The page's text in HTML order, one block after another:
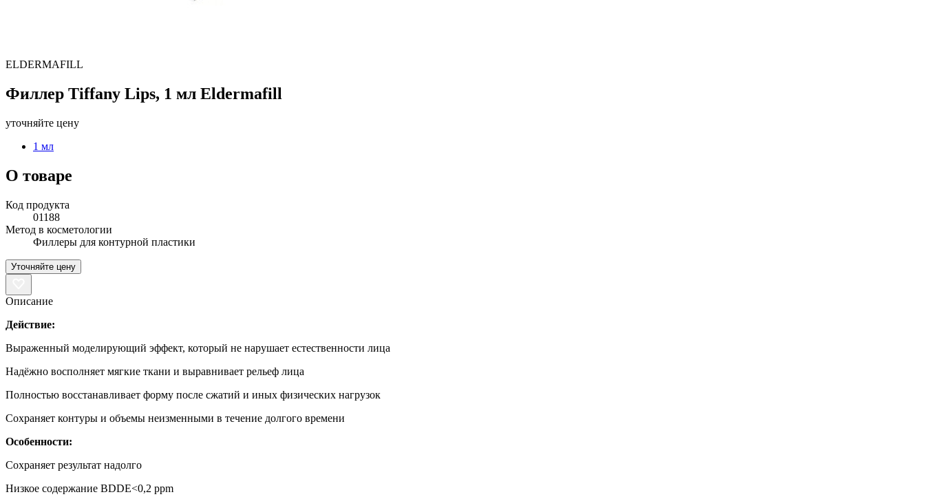
ELDERMAFILL
Филлер Tiffany Lips, 1 мл Eldermafill
уточняйте цену
1 мл
О товаре
Код продукта
01188
Метод в косметологии
Филлеры для контурной пластики
Уточняйте цену
Описание
Действие:
Выраженный моделирующий эффект, который не нарушает естественности лица
Надёжно восполняет мягкие ткани и выравнивает рельеф лица
Полностью восстанавливает форму после сжатий и иных физических нагрузок
Сохраняет контуры и объемы неизменными в течение долгого времени
Особенности:
Сохраняет результат надолго
Низкое содержание BDDE<0,2 ppm